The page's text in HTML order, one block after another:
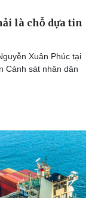
Cảnh sát nhân dân